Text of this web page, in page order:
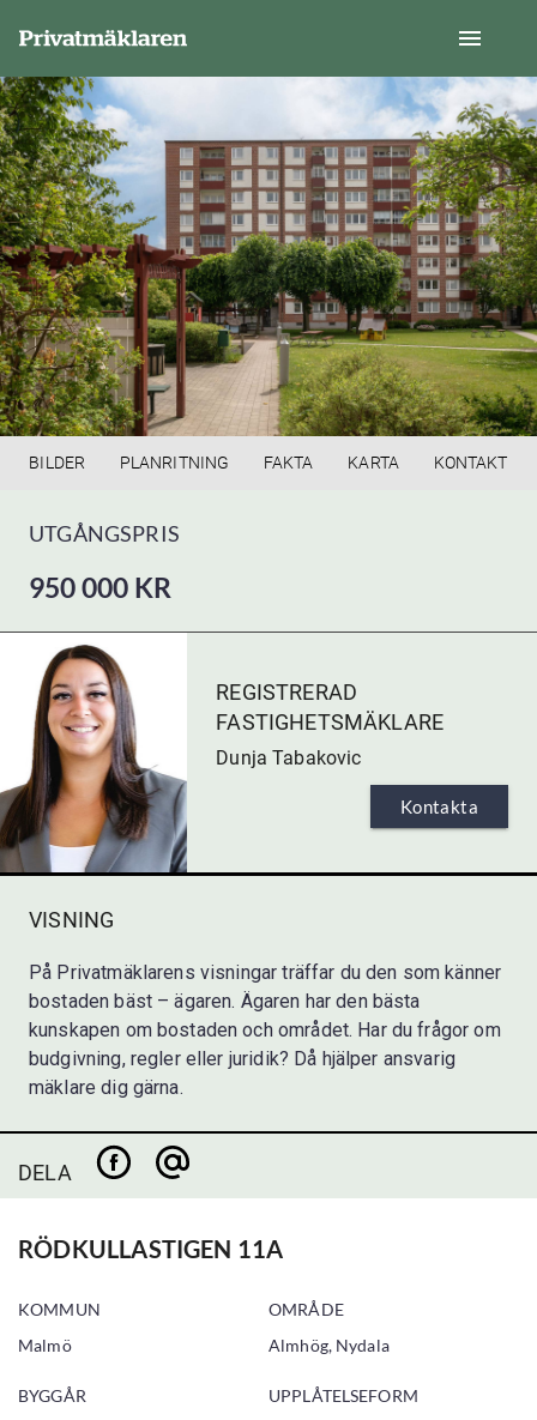
BILDER PLANRITNING FAKTA KARTA KONTAKT
UTGÅNGSPRIS
950 000 KR
Bud
REGISTRERAD
FASTIGHETSMÄKLARE
Dunja Tabakovic
Kontakta
VISNING
På Privatmäklarens visningar träffar du den som känner
bostaden bäst – ägaren. Ägaren har den bästa
kunskapen om bostaden och området. Har du frågor om
budgivning, regler eller juridik? Då hjälper ansvarig
mäklare dig gärna.
DELA
RÖDKULLASTIGEN 11A
KOMMUN
Malmö
OMRÅDE
Almhög, Nydala
BYGGÅR
UPPLÅTELSEFORM